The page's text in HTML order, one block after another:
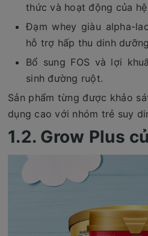
thức và hoạt động của
Đạm whey giàu alpha-
hỗ trợ hấp thu dinh
Bổ sung FOS và lợi
sinh đường ruột.
Sản phẩm từng được khảo
dụng cao với nhóm trẻ suy
1.2. Grow Plus